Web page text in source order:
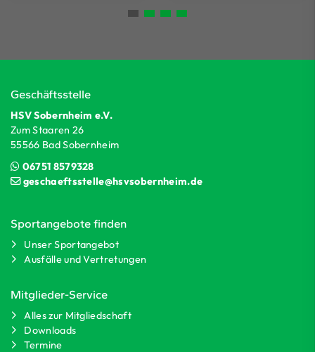
Geschäftsstelle
HSV Sobernheim e.V.
Zum Staaren 26
55566 Bad Sobernheim
06751 8579328
geschaeftsstelle@hsvsobernheim.de
Sportangebote finden
Unser Sportangebot
Ausfälle und Vertretungen
Mitglieder-Service
Alles zur Mitgliedschaft
Downloads
Termine